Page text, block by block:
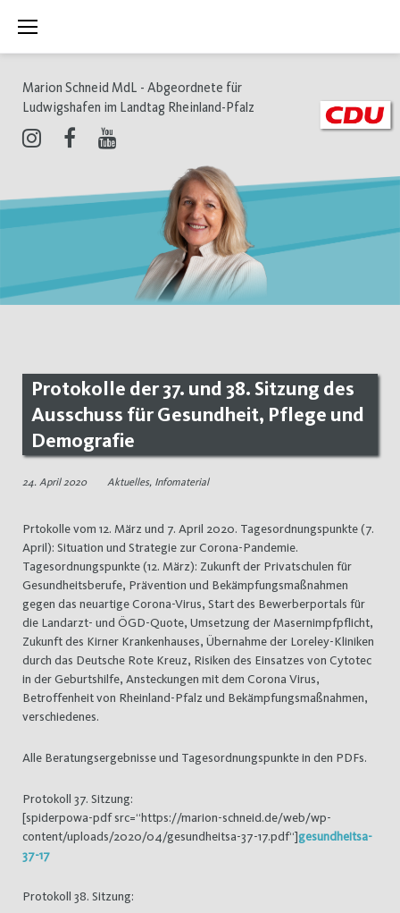
Inhalt
Marion Schneid MdL - Abgeordnete für
Ludwigshafen im Landtag Rheinland-Pfalz
Protokolle der 37. und 38. Sitzung des
Ausschuss für Gesundheit, Pflege und
Demografie
24. April 2020 Aktuelles, Infomaterial
Prtokolle vom 12. März und 7. April 2020. Tagesordnungspunkte (7.
April): Situation und Strategie zur Corona-Pandemie.
Tagesordnungspunkte (12. März): Zukunft der Privatschulen für
Gesundheitsberufe, Prävention und Bekämpfungsmaßnahmen
gegen das neuartige Corona-Virus, Start des Bewerberportals für
die Landarzt- und ÖGD-Quote, Umsetzung der Masernimpfpflicht,
Zukunft des Kirner Krankenhauses, Übernahme der Loreley-Kliniken
durch das Deutsche Rote Kreuz, Risiken des Einsatzes von Cytotec
in der Geburtshilfe, Ansteckungen mit dem Corona Virus,
Betroffenheit von Rheinland-Pfalz und Bekämpfungsmaßnahmen,
verschiedenes.
Alle Beratungsergebnisse und Tagesordnungspunkte in den PDFs.
Protokoll 37. Sitzung:
[spiderpowa-pdf src=“https://marion-schneid.de/web/wp-
content/uploads/2020/04/gesundheitsa-37-17.pdf“]gesundheitsa-
37-17
Protokoll 38. Sitzung: